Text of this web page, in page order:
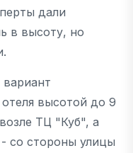
дали
в высоту, но
высотой до 9
ТЦ "Куб", а
со стороны улицы